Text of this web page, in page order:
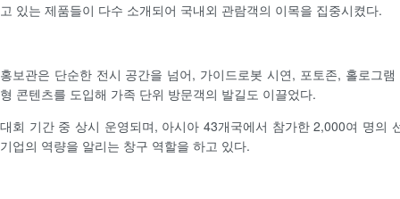
고 있는 제품들이 다수 소개되어 국내외 관람객의 이목을 집중시켰다.
홍보관은 단순한 전시 공간을 넘어, 가이드로봇 시연, 포토존, 홀로그
형 콘텐츠를 도입해 가족 단위 방문객의 발길도 이끌었다.
대회 기간 중 상시 운영되며, 아시아 43개국에서 참가한 2,000여 명의
기업의 역량을 알리는 창구 역할을 하고 있다.